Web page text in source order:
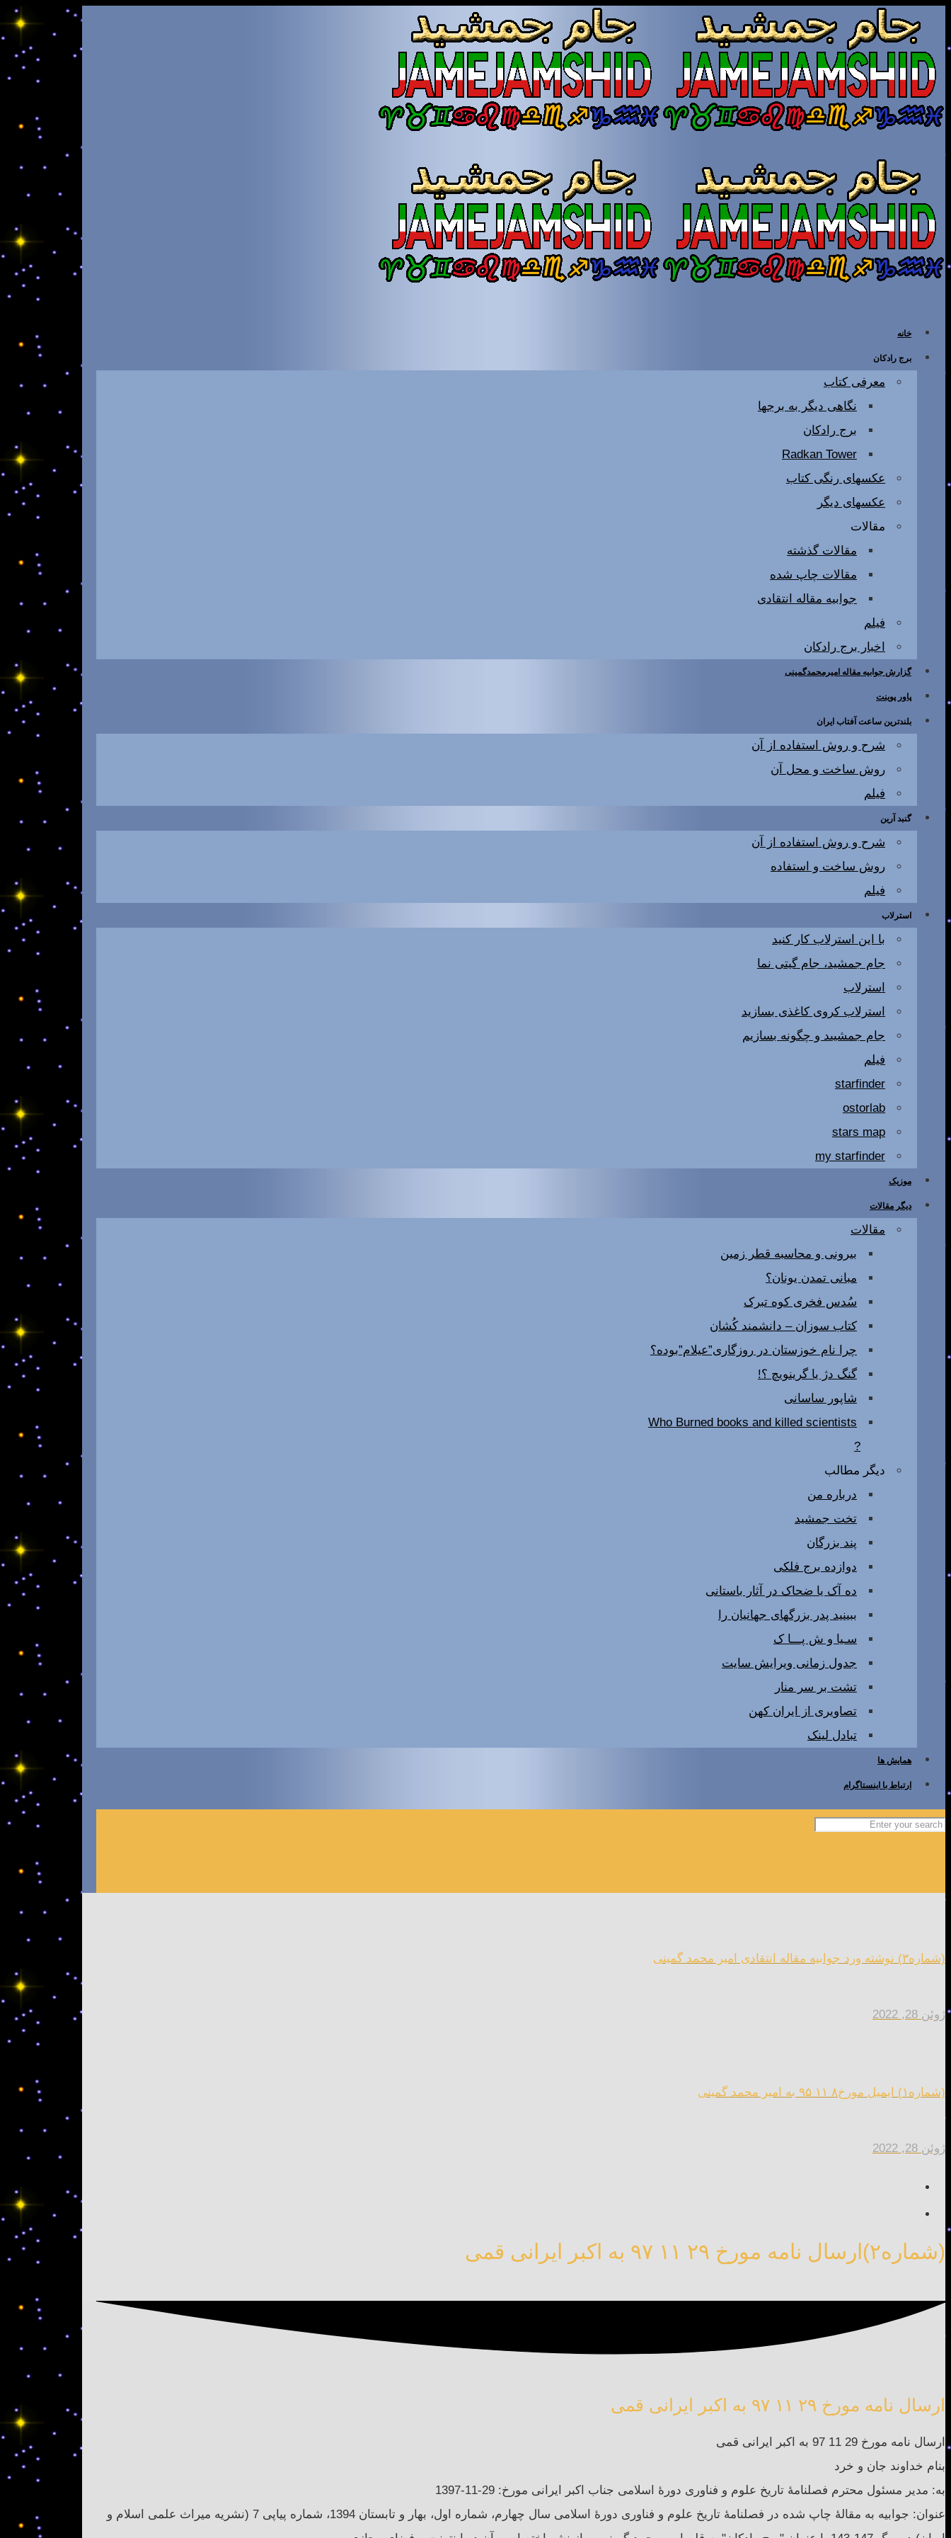
خانه
برج رادکان
معرفی کتاب
نگاهی دیگر به برجها
برج رادکان
Radkan Tower
عکسهای رنگی کتاب
عکسهای دیگر
مقالات
مقالات گذشته
مقالات چاپ شده
جوابیه مقاله انتقادی
فیلم
اخبار برج رادکان
گزارش جوابیه مقاله امیرمحمدگمینی
پاور پوینت
بلندترین ساعت آفتاب ایران
شرح و روش استفاده از آن
روش ساخت و محل آن
فیلم
گنبد آرین
شرح و روش استفاده از آن
روش ساخت و استفاده
فیلم
استرلاب
با این استرلاب کار کنید
جام جمشید، جام گیتی نما
استرلاب
استرلاب کروی کاغذی بسازید
جام جمشیىد و چگونه بسازیم
فیلم
starfinder
ostorlab
stars map
my starfinder
موزیک
دیگر مقالات
مقالات
بیرونی و محاسبه قطر زمین
مبانی تمدن یونان؟
سُدس فخری کوه تبرک
کتاب سوزان – دانشمند کُشان
چرا نام خوزستان در روزگاری”عیلام”بوده؟
گنگ دژ یا گرینویچ ؟!
شاپور ساسانی
Who Burned books and killed scientists
?
دیگر مطالب
درباره من
تخت جمشید
پند بزرگان
دوازده برج فلکی
ده آک یا ضحاک در آثار باستانی
ببینید پدر بزرگهای جهانیان را
سـیا و ش پـــا ک
جدول زمانی ویرایش سایت
تشت بر سر منار
تصاویری از ایران کهن
تبادل لینک
همایش ها
ارتباط با اینستاگرام
(شماره۳) نوشته ورد جوابیه مقاله انتقادی امیر محمد گمینی
ژوئن 28, 2022
(شماره۱) ایمیل مورخ۸ ۱۱ ۹۵ به امیر محمد گمینی
ژوئن 28, 2022
(شماره۲)ارسال نامه مورخ ۲۹ ۱۱ ۹۷ به اکبر ایرانی قمی
ارسال نامه مورخ ۲۹ ۱۱ ۹۷ به اکبر ایرانی قمی
ارسال نامه مورخ 29 11 97 به اکبر ایرانی قمی
بنام خداوند جان و خرد
به: مدیر مسئول محترم فصلنامۀ تاریخ علوم و فناوری دورۀ اسلامی جناب اکبر ایرانی مورخ: 29-11-1397
عنوان: جوابیه به مقالۀ چاپ شده در فصلنامۀ تاریخ علوم و فناوری دورۀ اسلامی سال چهارم، شماره اول، بهار و تابستان 1394، شماره پیاپی 7 (نشریه میراث علمی اسلام و